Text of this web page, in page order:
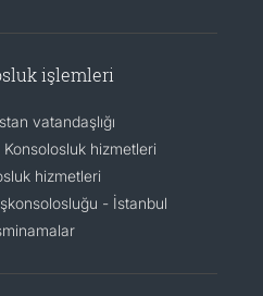
işlemleri
vatandaşlığı
Konsolosluk hizmetleri
hizmetleri
- İstanbul